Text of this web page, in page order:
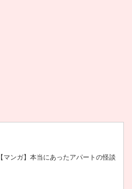
【マンガ】本当にあったアパートの怪談